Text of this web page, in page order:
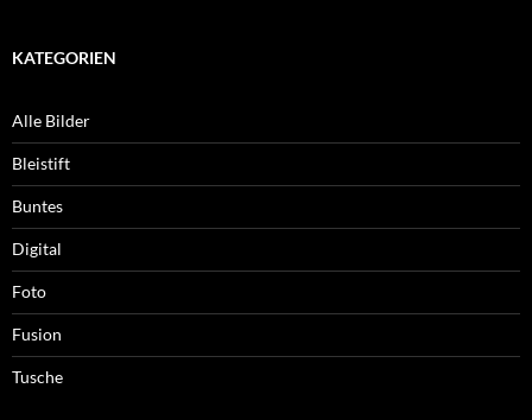
KATEGORIEN
Alle Bilder
Bleistift
Buntes
Digital
Foto
Fusion
Tusche